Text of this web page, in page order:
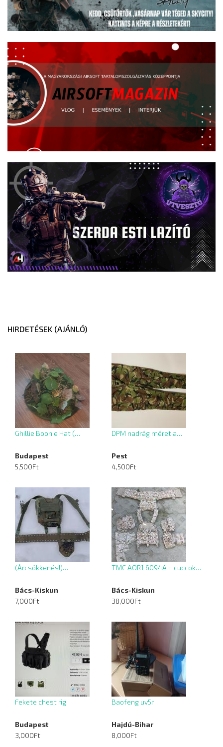
HIRDETÉSEK (AJÁNLÓ)
Ghillie Boonie Hat (…
Budapest
5,500Ft
DPM nadrág méret a…
Pest
4,500Ft
(Árcsökkenés!)…
Bács-Kiskun
7,000Ft
TMC AOR1 6094A + cuccok…
Bács-Kiskun
38,000Ft
Fekete chest rig
Budapest
3,000Ft
Baofeng uv5r
Hajdú-Bihar
8,000Ft